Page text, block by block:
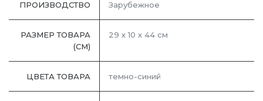
ПРОИЗВОДСТВО Зарубежное
РАЗМЕР ТОВАРА
(СМ)
29 х 10 х 44 см
ЦВЕТА ТОВАРА темно-синий